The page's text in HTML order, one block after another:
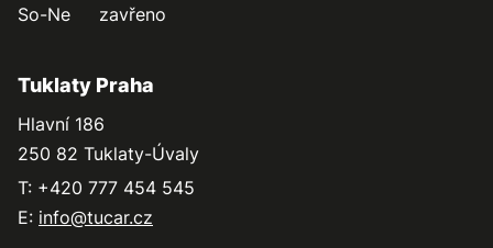
So-Ne
zavřeno
Tuklaty Praha
Hlavní 186
250 82 Tuklaty-Úvaly
T: +420 777 454 545
E: info@tucar.cz